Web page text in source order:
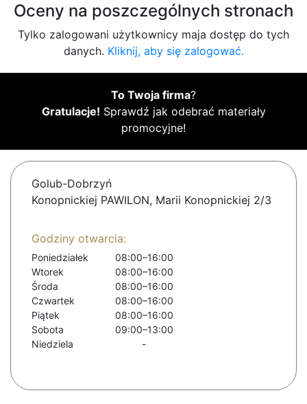
Oceny na poszczególnych stronach
Tylko zalogowani użytkownicy maja dostęp do tych
danych. Kliknij, aby się zalogować.
To Twoja firma?
Gratulacje! Sprawdź jak odebrać materiały
promocyjne!
Golub-Dobrzyń
Konopnickiej PAWILON, Marii Konopnickiej 2/3
Godziny otwarcia:
Poniedziałek
08:00–16:00
Wtorek
08:00–16:00
Środa
08:00–16:00
Czwartek
08:00–16:00
Piątek
08:00–16:00
Sobota
09:00–13:00
Niedziela
-